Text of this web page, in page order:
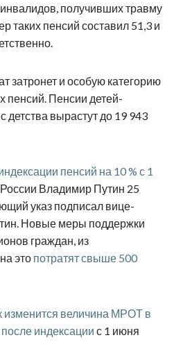
получивших травму
таких пенсий составил 51,3 и
затронет и особую категорию
пенсий. Пенсии детей-
детства вырастут до 19 943
пенсий на 10 % с 1
Владимир Путин 25
указ подписал вице-
Новые меры поддержки
граждан, из
это потратят свыше 500
изменится величина МРОТ в
индексации с 1 июня